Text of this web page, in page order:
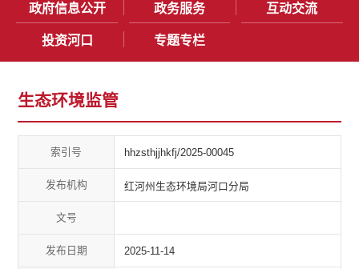
政府信息公开 政务服务 互动交流
投资河口 专题专栏
生态环境监管
索引号 hhzsthjjhkfj/2025-00045
发布机构 红河州生态环境局河口分局
文号
发布日期 2025-11-14